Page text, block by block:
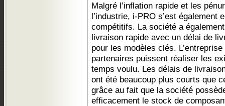
Malgré l’inflation rapide et les
l’industrie, i-PRO s’est également
compétitifs. La société a
livraison rapide avec un délai de
pour les modèles clés.
partenaires puissent réaliser les
temps voulu. Les délais de
ont été beaucoup plus courts que
grâce au fait que la société
efficacement le stock de